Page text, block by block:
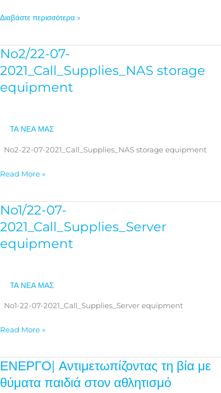
Διαβάστε περισσότερα »
No2/22-07-
2021_Call_Supplies_NAS storage
equipment
ΤΑ ΝΕΑ ΜΑΣ
No2-22-07-2021_Call_Supplies_NAS storage equipment
No2/22-
07-
2021_Call_Supplies_NAS
storage
Read More »
No1/22-07-
2021_Call_Supplies_Server
equipment
ΤΑ ΝΕΑ ΜΑΣ
No1-22-07-2021_Call_Supplies_Server equipment
No1/22-
07-
2021_Call_Supplies_Server
equipment
Read More »
ΕΝΕΡΓΟ| Αντιμετωπίζοντας τη βία με
θύματα παιδιά στον αθλητισμό
ΕΝΕΡΓΟΣ|
Αναιφώνη
δημιουργία